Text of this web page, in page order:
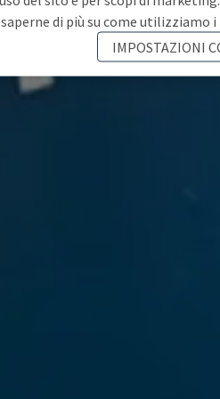
di più su come utilizziamo
IMPOSTAZIONI